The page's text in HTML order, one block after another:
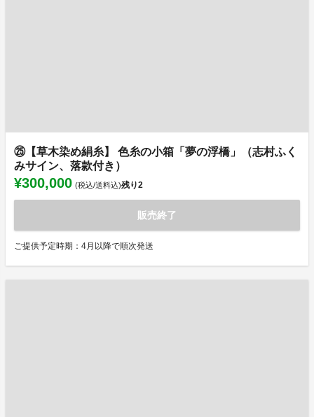
㉕【草木染め絹糸】 色糸の小箱「夢の浮橋」（志村ふく
みサイン、落款付き）
¥300,000 (税込/送料込)残り2
販売終了
ご提供予定時期：4月以降で順次発送